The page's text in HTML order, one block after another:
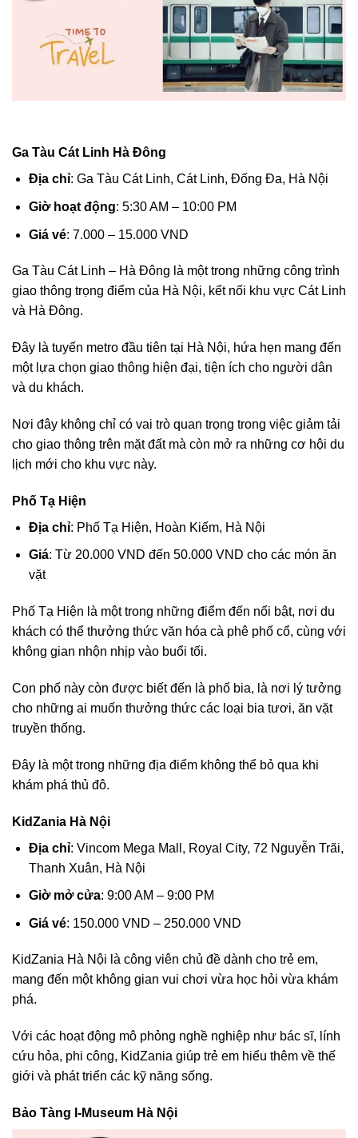
Ga Tàu Cát Linh Hà Đông
Địa chỉ: Ga Tàu Cát Linh, Cát Linh, Đống Đa, Hà Nội
Giờ hoạt động: 5:30 AM – 10:00 PM
Giá vé: 7.000 – 15.000 VND
Ga Tàu Cát Linh – Hà Đông là một trong những công trình
giao thông trọng điểm của Hà Nội, kết nối khu vực Cát Linh
và Hà Đông.
Đây là tuyến metro đầu tiên tại Hà Nội, hứa hẹn mang đến
một lựa chọn giao thông hiện đại, tiện ích cho người dân
và du khách.
Nơi đây không chỉ có vai trò quan trọng trong việc giảm tải
cho giao thông trên mặt đất mà còn mở ra những cơ hội du
lịch mới cho khu vực này.
Phố Tạ Hiện
Địa chỉ: Phố Tạ Hiện, Hoàn Kiếm, Hà Nội
Giá: Từ 20.000 VND đến 50.000 VND cho các món ăn
vặt
Phố Tạ Hiện là một trong những điểm đến nổi bật, nơi du
khách có thể thưởng thức văn hóa cà phê phố cổ, cùng với
không gian nhộn nhịp vào buổi tối.
Con phố này còn được biết đến là phố bia, là nơi lý tưởng
cho những ai muốn thưởng thức các loại bia tươi, ăn vặt
truyền thống.
Đây là một trong những địa điểm không thể bỏ qua khi
khám phá thủ đô.
KidZania Hà Nội
Địa chỉ: Vincom Mega Mall, Royal City, 72 Nguyễn Trãi,
Thanh Xuân, Hà Nội
Giờ mở cửa: 9:00 AM – 9:00 PM
Giá vé: 150.000 VND – 250.000 VND
KidZania Hà Nội là công viên chủ đề dành cho trẻ em,
mang đến một không gian vui chơi vừa học hỏi vừa khám
phá.
Với các hoạt động mô phỏng nghề nghiệp như bác sĩ, lính
cứu hỏa, phi công, KidZania giúp trẻ em hiểu thêm về thế
giới và phát triển các kỹ năng sống.
Bảo Tàng I-Museum Hà Nội